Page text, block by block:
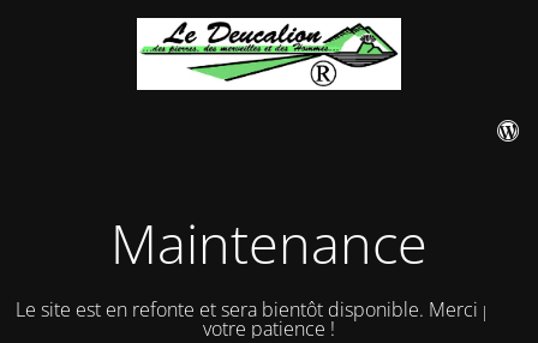
Maintenance
Le site est en refonte et sera bientôt disponible. Merci pour
votre patience !